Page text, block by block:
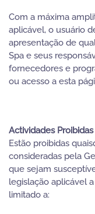
Com a máxima
aplicável, o usuário
apresentação de
Spa e seus
fornecedores e
ou acesso a esta
Actividades Proibidas
Estão proibidas
consideradas pela
que sejam
legislação aplicável
limitado a: